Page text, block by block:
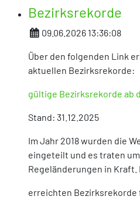
Bezirksrekorde
Details09.06.2026 13:36:08
Über den folgenden Link
aktuellen Bezirksrekorde:
gültige Bezirksrekorde ab
Stand: 31.12.2025
Im Jahr 2018 wurden die
eingeteilt und es traten
Regeländerungen in Kraft.
erreichten Bezirksrekorde